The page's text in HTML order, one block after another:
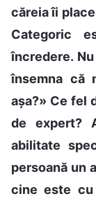
căreia îi
Categoric
încredere.
însemna că
așa?» Ce fel
de expert?
abilitate
persoană un
cine este